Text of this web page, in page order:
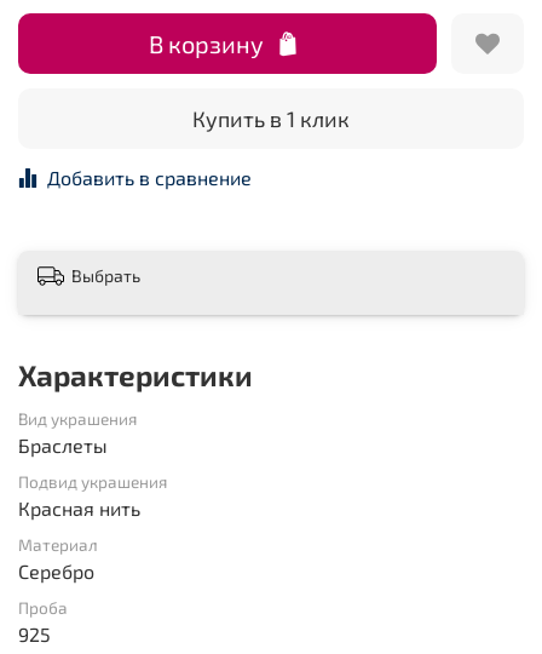
В корзину
Купить в 1 клик
Добавить в сравнение
Выбрать
Характеристики
Вид украшения
Браслеты
Подвид украшения
Красная нить
Материал
Серебро
Проба
925